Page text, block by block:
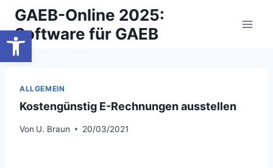
Werkzeugleiste öffnen
Zum
Inhalt
springen
GAEB-Online 2025:
Software für GAEB
ALLGEMEIN
Kostengünstig E-Rechnungen ausstellen
Von U. Braun 20/03/2021